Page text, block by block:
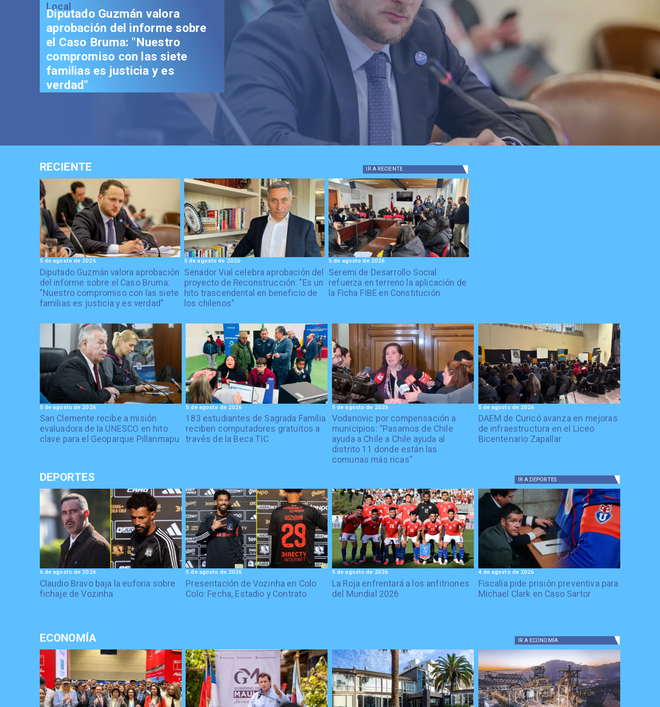
Local
Senador Vial celebra
aprobación del proyecto de
Reconstrucción: "Es un hito
trascendental en beneficio de
los chilenos"
RECIENTE IR A RECIENTE
Diputado Guzmán valora aprobación
del informe sobre el Caso Bruma:
"Nuestro compromiso con las siete
familias es justicia y es verdad"
5 de agosto de 2026
Senador Vial celebra aprobación del
proyecto de Reconstrucción: "Es un
hito trascendental en beneficio de
los chilenos"
5 de agosto de 2026
Seremi de Desarrollo Social
refuerza en terreno la aplicación de
la Ficha FIBE en Constitución
5 de agosto de 2026
San Clemente recibe a misión
evaluadora de la UNESCO en hito
clave para el Geoparque Pillanmapu
5 de agosto de 2026
183 estudiantes de Sagrada Familia
reciben computadores gratuitos a
través de la Beca TIC
5 de agosto de 2026
Vodanovic por compensación a
municipios: "Pasamos de Chile
ayuda a Chile a Chile ayuda al
distrito 11 donde están las
comunas más ricas"
5 de agosto de 2026
DAEM de Curicó avanza en mejoras
de infraestructura en el Liceo
Bicentenario Zapallar
5 de agosto de 2026
DEPORTES IR A DEPORTES
Claudio Bravo baja la euforia sobre
fichaje de Vozinha
6 de agosto de 2026
Presentación de Vozinha en Colo
Colo: Fecha, Estadio y Contrato
5 de agosto de 2026
La Roja enfrentará a los anfitriones
del Mundial 2026
5 de agosto de 2026
Fiscalía pide prisión preventiva para
Michael Clark en Caso Sartor
4 de agosto de 2026
ECONOMÍA IR A ECONOMÍA